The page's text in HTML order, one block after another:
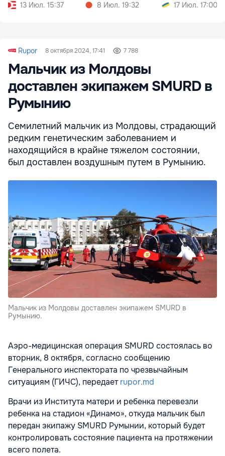
13 Июл. 15:37 8 Июл. 19:32 17 Июл. 17:00
Rupor 8 октября 2024, 17:41 7 788
Мальчик из Молдовы
доставлен экипажем SMURD в
Румынию
Семилетний мальчик из Молдовы, страдающий
редким генетическим заболеванием и
находящийся в крайне тяжелом состоянии,
был доставлен воздушным путем в Румынию.
Мальчик из Молдовы доставлен экипажем SMURD в
Румынию.
Аэро-медицинская операция SMURD состоялась во
вторник, 8 октября, согласно сообщению
Генерального инспектората по чрезвычайным
ситуациям (ГИЧС), передаетrupor.md
Врачи из Института матери и ребенка перевезли
ребенка на стадион «Динамо», откуда мальчик был
передан экипажу SMURD Румынии, который будет
контролировать состояние пациента на протяжении
всего полета.